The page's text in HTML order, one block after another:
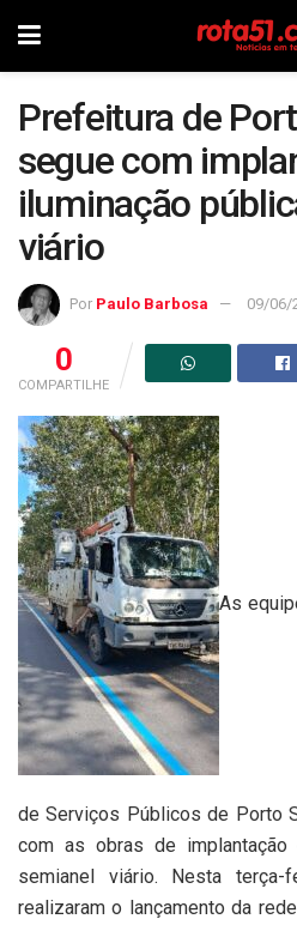
Prefeitura de
segue com
iluminação
viário
Por Paulo Barbosa 09/06/
0
COMPARTILHE
As
de Serviços Públicos de Porto
com as obras de implantação
semianel viário. Nesta terça-
realizaram o lançamento da